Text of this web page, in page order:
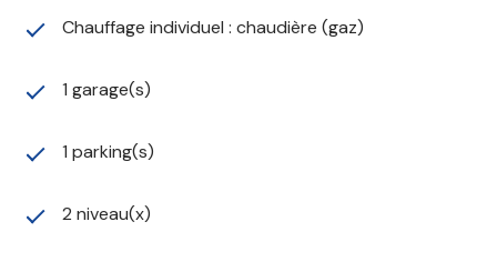
Chauffage individuel : chaudière (gaz)
1 garage(s)
1 parking(s)
2 niveau(x)